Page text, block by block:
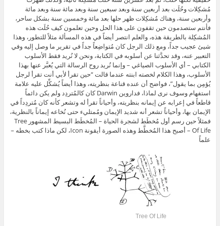
مُشكِلات وحُلَت بعد أربعين سنة وبعد سبعين سنة وبعد مائة سنة وبعد مائة
وأربعين سنة، وهناك مُشكِلات ظهر حلها بعد مائة وخمسين سنة بشكل ساحر،
فأنتم ستصدمون حين تقفون على هذا الحل وحين تعلمون كيف حُلَت هذه
المُشكِلة بالطريقة هذه، والعلم انتصر أيضاً في هذه المسألة مثلاً للتطور، وهذا
شيئ عجيب جداً، ومع ذلك الرجل كان مُتواضِعاً جداً في تقرير ما وصل إليه وفي
التعبير عنه، وقد تحدَّثنا عن أسلوبه في الكتابة، ونحن لا نُريد فقط الأسلوب
الكتابي – أي الأسلوب الصياغي – وإنما نُريد روح الرسالة التي يُعبَّر عنها بهذا
الأسلوب، وهذا الكلام لخصته ابنته عندما قالت “حين تقرأ لأبي أنت تقرأ لرجل
يُؤمِن بما يقول”، فواضح أن عنده قناعة بنظريته، وهذا أيضاً يُشكِّل عليه علامة
استفهام وسوف نرى لماذا، فداروين Darwin كان كالمُتردِد ولم يكن دائماً
قاطعاً في إعرابه عن إيمانه بنظريته، وأحياناً تقرأ له وتشعر كأنه كان مُتردِداً في
الإيمان بها، وأحياناً تشعر أنه شديد الإيمان ومُمتليء حتى نُخاعه إيماناً بالنظرية،
فمثلاً حين رسم أول مُخطَط لشجرة الحياة – المُخطَط البسيط المشهور Tree
Of Life – أصبح هذا المُخطَّط وهذه الصورة أيقونة Icon، لكن ماذا كتب بخطه –
علماً
Tree Of Life